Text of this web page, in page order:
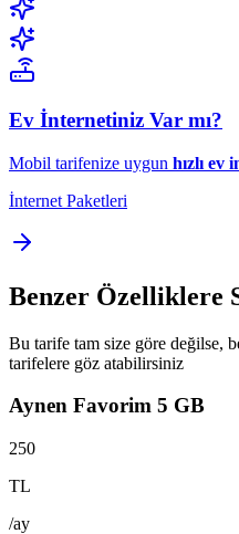
Ev İnternetiniz Var mı?
Mobil tarifenize uygun hızlı ev
İnternet Paketleri
Benzer Özelliklere
Bu tarife tam size göre değilse,
tarifelere göz atabilirsiniz
Aynen Favorim 5 GB
250
TL
/ay